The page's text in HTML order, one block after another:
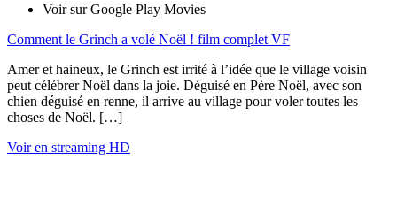
Voir sur Google Play Movies
Comment le Grinch a volé Noël ! film complet VF
Amer et haineux, le Grinch est irrité à l’idée que le village voisin
peut célébrer Noël dans la joie. Déguisé en Père Noël, avec son
chien déguisé en renne, il arrive au village pour voler toutes les
choses de Noël. […]
Voir en streaming HD